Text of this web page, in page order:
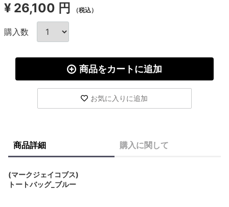
¥ 26,100 円 （税込）
購入数
商品をカートに追加
お気に入りに追加
商品詳細 購入に関して
(マークジェイコブス)
トートバッグ_ブルー